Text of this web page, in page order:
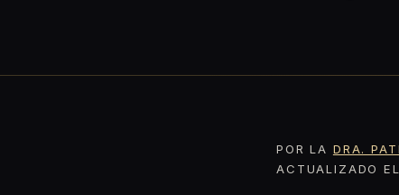
POR LA DRA.
ACTUALIZADO